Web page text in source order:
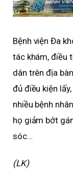
Bệnh viện Đa
tác khám, điều
dân trên địa
đủ điều kiện
nhiều bệnh
họ giảm bớt
sóc…
(LK)